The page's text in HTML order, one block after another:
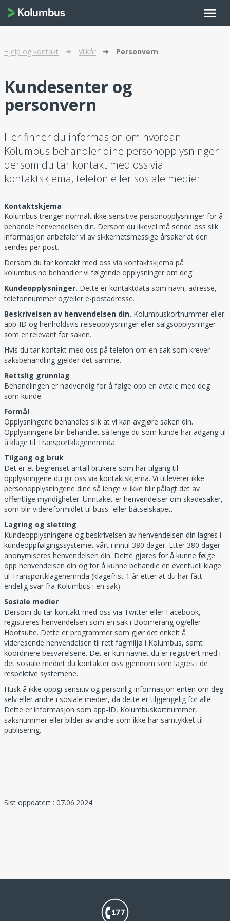
menu
Hjelp og kontakt Vilkår Personvern
Kundesenter og
personvern
Her finner du informasjon om hvordan
Kolumbus behandler dine personopplysninger
dersom du tar kontakt med oss via
kontaktskjema, telefon eller sosiale medier.
Kontaktskjema
Kolumbus trenger normalt ikke sensitive personopplysninger for å
behandle henvendelsen din. Dersom du likevel må sende oss slik
informasjon anbefaler vi av sikkerhetsmessige årsaker at den
sendes per post.
Dersom du tar kontakt med oss via kontaktskjema på
kolumbus.no behandler vi følgende opplysninger om deg:
Kundeopplysninger. Dette er kontaktdata som navn, adresse,
telefonnummer og/eller e-postadresse.
Beskrivelsen av henvendelsen din. Kolumbuskortnummer eller
app-ID og henholdsvis reiseopplysninger eller salgsopplysninger
som er relevant for saken.
Hvis du tar kontakt med oss på telefon om en sak som krever
saksbehandling gjelder det samme.
Rettslig grunnlag
Behandlingen er nødvendig for å følge opp en avtale med deg
som kunde.
Formål
Opplysningene behandles slik at vi kan avgjøre saken din.
Opplysningene blir behandlet så lenge du som kunde har adgang til
å klage til Transportklagenemnda.
Tilgang og bruk
Det er et begrenset antall brukere som har tilgang til
opplysningene du gir oss via kontaktskjema. Vi utleverer ikke
personopplysningene dine så lenge vi ikke blir pålagt det av
offentlige myndigheter. Unntaket er henvendelser om skadesaker,
som blir videreformidlet til buss- eller båtselskapet.
Lagring og sletting
Kundeopplysningene og beskrivelsen av henvendelsen din lagres i
kundeoppfølgingssystemet vårt i inntil 380 dager. Etter 380 dager
anonymiseres henvendelsen din. Dette gjøres for å kunne følge
opp henvendelsen din og for å kunne behandle en eventuell klage
til Transportklagenemnda (klagefrist 1 år etter at du har fått
endelig svar fra Kolumbus i en sak).
Sosiale medier
Dersom du tar kontakt med oss via Twitter eller Facebook,
registreres henvendelsen som en sak i Boomerang og/eller
Hootsuite. Dette er programmer som gjør det enkelt å
videresende henvendelsen til rett fagmiljø i Kolumbus, samt
koordinere besvarelsene. Det er kun navnet du er registrert med i
det sosiale mediet du kontakter oss gjennom som lagres i de
respektive systemene.
Husk å ikke oppgi sensitiv og personlig informasjon enten om deg
selv eller andre i sosiale medier, da dette er tilgjengelig for alle.
Dette er informasjon som app-ID, Kolumbuskortnummer,
saksnummer eller bilder av andre som ikke har samtykket til
publisering.
Sist oppdatert : 07.06.2024